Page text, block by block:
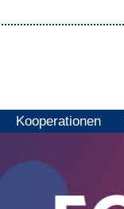
Kooperationen